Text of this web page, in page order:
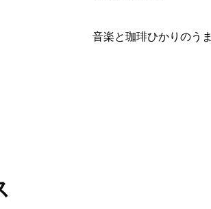
音楽と珈琲ひかりのうま